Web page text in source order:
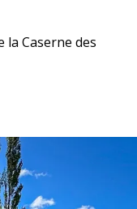
la Caserne des